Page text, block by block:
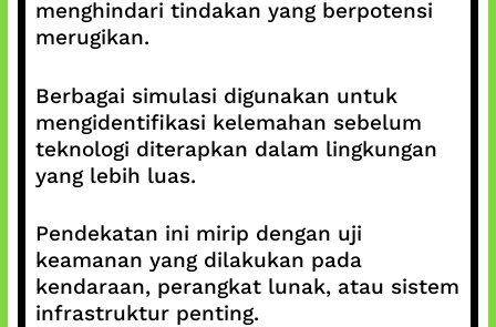
menghindari tindakan yang berpotensi
merugikan.
Berbagai simulasi digunakan untuk
mengidentifikasi kelemahan sebelum
teknologi diterapkan dalam lingkungan
yang lebih luas.
Pendekatan ini mirip dengan uji
keamanan yang dilakukan pada
kendaraan, perangkat lunak, atau sistem
infrastruktur penting.